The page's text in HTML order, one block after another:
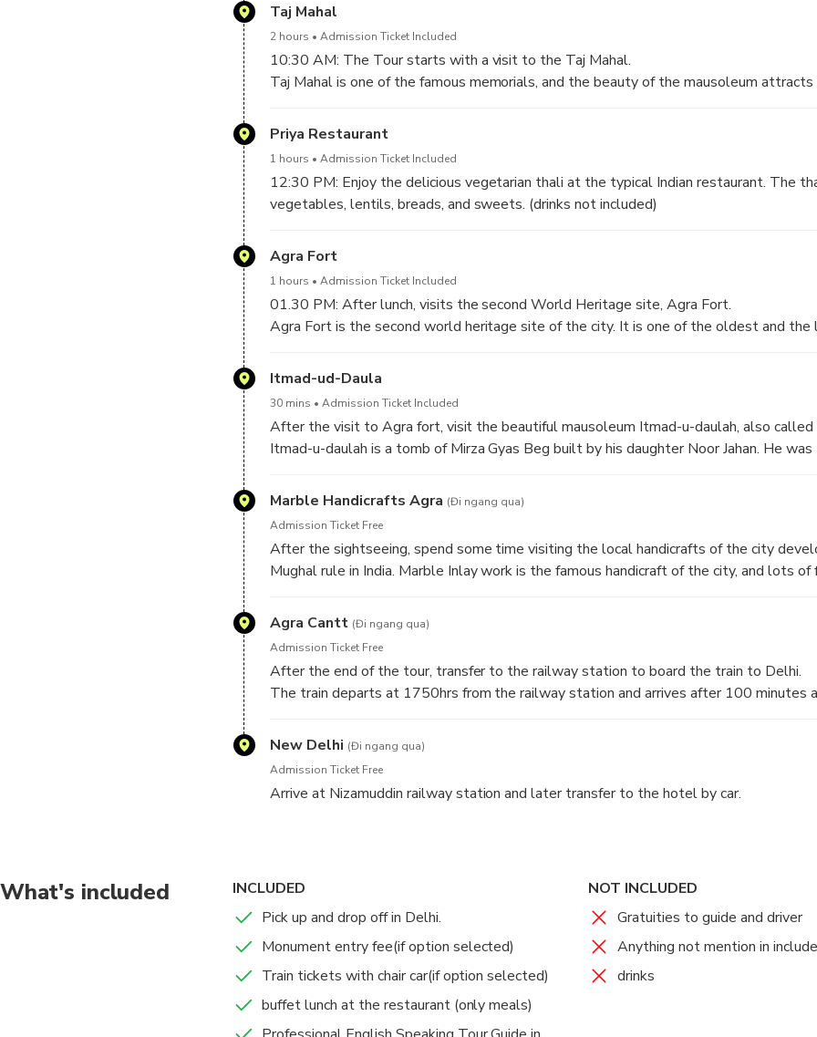
Taj Mahal
2 hours Admission Ticket Included
10:30 AM: The Tour starts with a visit to the Taj Mahal.
Taj Mahal is one of the famous memorials, and the beauty of the mausoleum
No trip to India is complete without a visit to the Taj Mahal, and every tourist has a
to visit this beautiful mausoleum.
world to admire this mausoleum.
Sunrise is one of the best times to visit the Taj Mahal with beautiful color effects.
Enjoy the sightseeing of the Taj Mahal with a professional tour guide.
Priya Restaurant
1 hours Admission Ticket Included
12:30 PM: Enjoy the delicious vegetarian thali at the typical Indian restaurant. The
vegetables, lentils, breads, and sweets. (drinks not included)
Agra Fort
1 hours Admission Ticket Included
01.30 PM: After lunch, visits the second World Heritage site, Agra Fort.
Agra Fort is the second world heritage site of the city. It is one of the oldest and the
by Third Mughal King Akbar. Akbar built lots of palaces in Agra fort with red
Itmad-ud-Daula
30 mins Admission Ticket Included
After the visit to Agra fort, visit the beautiful mausoleum Itmad-u-daulah, also called
Itmad-u-daulah is a tomb of Mirza Gyas Beg built by his daughter Noor Jahan. He
1628 in white marble with beautiful inlay work.
Marble Handicrafts Agra (Đi ngang qua)
Admission Ticket Free
After the sightseeing, spend some time visiting the local handicrafts of the city
Mughal rule in India. Marble Inlay work is the famous handicraft of the city, and lots of
this art, and no change has come in this art from the 16th century.
The other handicrafts include the making of hand-knotted carpets and jewelry.
Agra Cantt (Đi ngang qua)
Admission Ticket Free
After the end of the tour, transfer to the railway station to board the train to Delhi.
The train departs at 1750hrs from the railway station and arrives after 100 minutes
New Delhi (Đi ngang qua)
Admission Ticket Free
Arrive at Nizamuddin railway station and later transfer to the hotel by car.
What's included
INCLUDED
Pick up and drop off in Delhi.
Monument entry fee(if option selected)
Train tickets with chair car(if option selected)
buffet lunch at the restaurant (only meals)
NOT INCLUDED
Gratuities to guide and driver
Anything not mention in
drinks